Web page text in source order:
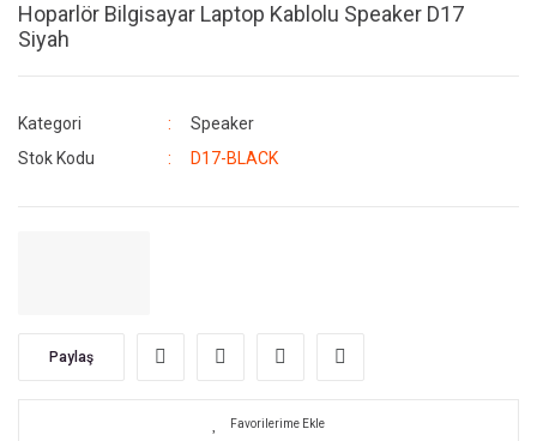
Hoparlör Bilgisayar Laptop Kablolu Speaker D17
Siyah
Kategori
Speaker
Stok Kodu
D17-BLACK
Paylaş